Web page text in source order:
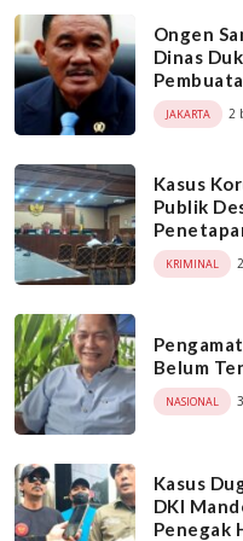
Ongen
Dinas
Pembuatan Kartu Izin
Paspor
JAKARTA 2
Kasus
Publik
KRIMINAL
Belum
NASIONAL
Kasus
DKI
Penegak